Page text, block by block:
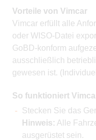
Vorteile von Vimcar
Vimcar erfüllt alle
oder WISO-Datei
GoBD-konform
ausschließlich
gewesen ist.
So funktioniert
Stecken Sie das
Hinweis: Alle
ausgerüstet sein.